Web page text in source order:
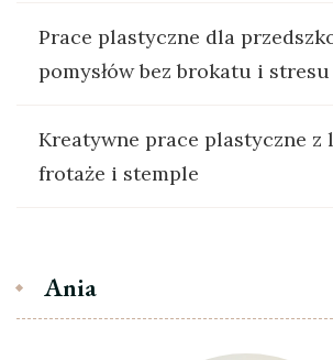
Prace plastyczne dla
pomysłów bez brokatu i stresu
Kreatywne prace plastyczne z
frotaże i stemple
Ania